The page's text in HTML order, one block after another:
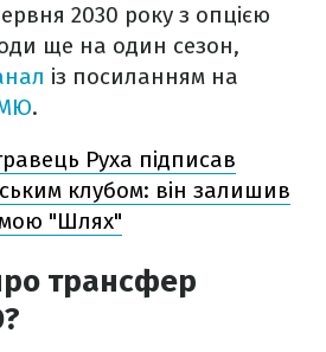
2030 року з опцією
ще на один сезон,
із посиланням на
.
Руха підписав
клубом: він залишив
"Шлях"
трансфер